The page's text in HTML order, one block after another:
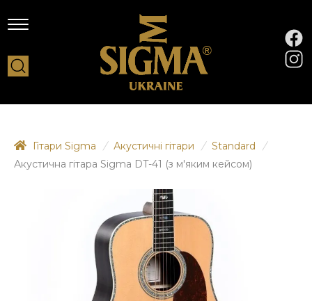
Гітари Sigma / Акустичні гітари / Standard
/
Акустична гітара Sigma DT-41 (з м'яким кейсом)